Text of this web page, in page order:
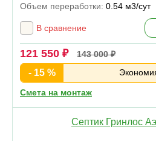
Объем переработки: 0.54 м3/сут
В сравнение
121 550 ₽ 143 000 ₽
- 15 %
Смета на монтаж
Септик Гринлос